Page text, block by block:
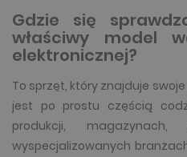
Gdzie się
właściwy model
elektronicznej?
To sprzęt, który znajduje
jest po prostu częścią
produkcji,
wyspecjalizowanych